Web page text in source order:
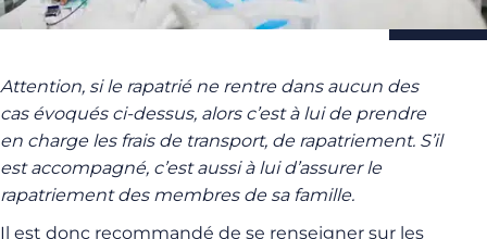
Attention, si le rapatrié ne rentre dans aucun des
cas évoqués ci-dessus, alors c’est à lui de prendre
en charge les frais de transport, de rapatriement. S’il
est accompagné, c’est aussi à lui d’assurer le
rapatriement des membres de sa famille.
Il est donc recommandé de se renseigner sur les